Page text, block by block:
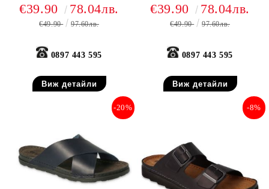
естествена кожа, Черни
€39.90 78.04лв.
€49.90 97.60лв.
0897 443 595
Виж детайли
естествена кожа, Кафяви
€39.90 78.04лв.
€49.90 97.60лв.
0897 443 595
Виж детайли
-20% -8%